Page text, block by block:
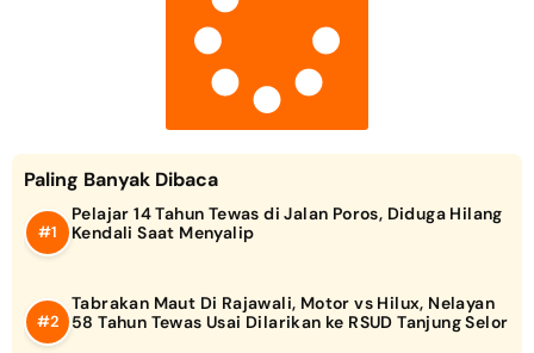
Paling Banyak Dibaca
Pelajar 14 Tahun Tewas di Jalan Poros, Diduga Hilang
Kendali Saat Menyalip
Tabrakan Maut Di Rajawali, Motor vs Hilux, Nelayan
58 Tahun Tewas Usai Dilarikan ke RSUD Tanjung Selor